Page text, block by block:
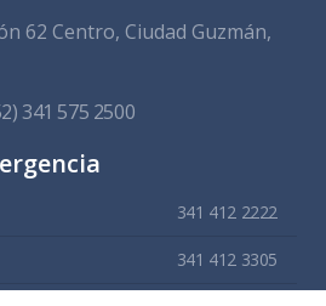
62 Centro, Ciudad Guzmán,
341 575 2500
341 412 2222
341 412 3305